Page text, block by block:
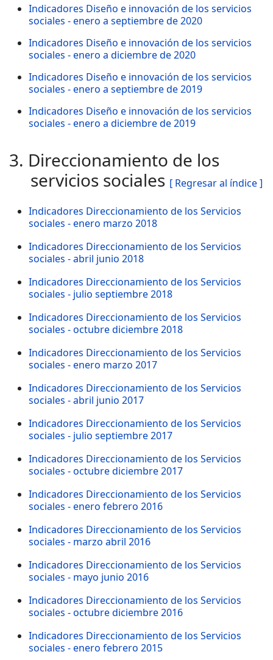
Indicadores Diseño e innovación de los servicios
sociales - enero a septiembre de 2020
Indicadores Diseño e innovación de los servicios
sociales - enero a diciembre de 2020
Indicadores Diseño e innovación de los servicios
sociales - enero a septiembre de 2019
Indicadores Diseño e innovación de los servicios
sociales - enero a diciembre de 2019
3. Direccionamiento de los
servicios sociales [ Regresar al índice ]
Indicadores Direccionamiento de los Servicios
sociales - enero marzo 2018
Indicadores Direccionamiento de los Servicios
sociales - abril junio 2018
Indicadores Direccionamiento de los Servicios
sociales - julio septiembre 2018
Indicadores Direccionamiento de los Servicios
sociales - octubre diciembre 2018
Indicadores Direccionamiento de los Servicios
sociales - enero marzo 2017
Indicadores Direccionamiento de los Servicios
sociales - abril junio 2017
Indicadores Direccionamiento de los Servicios
sociales - julio septiembre 2017
Indicadores Direccionamiento de los Servicios
sociales - octubre diciembre 2017
Indicadores Direccionamiento de los Servicios
sociales - enero febrero 2016
Indicadores Direccionamiento de los Servicios
sociales - marzo abril 2016
Indicadores Direccionamiento de los Servicios
sociales - mayo junio 2016
Indicadores Direccionamiento de los Servicios
sociales - octubre diciembre 2016
Indicadores Direccionamiento de los Servicios
sociales - enero febrero 2015